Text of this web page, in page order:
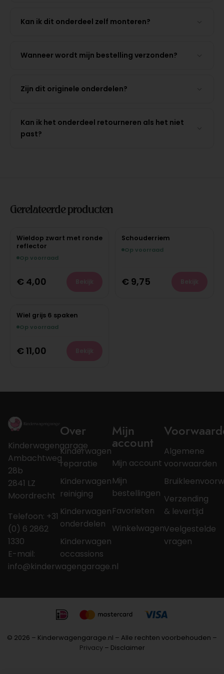
Kan ik dit onderdeel zelf monteren?
Wanneer wordt mijn bestelling verzonden?
Zijn dit originele onderdelen?
Kan ik het onderdeel retourneren als het niet
past?
Gerelateerde producten
Wieldop zwart met ronde
reflector
Op voorraad
€ 4,00
Schouderriem
Op voorraad
€ 9,75
Wiel grijs 6 spaken
Op voorraad
€ 11,00
Kinderwagengarage
Ambachtweg
28b
2841 LZ
Moordrecht
Telefoon: +31
(0) 6 2862
1330
E-mail:
info@kinderwagengarage.nl
Over
Kinderwagen
reparatie
Kinderwagen
reiniging
Kinderwagen
onderdelen
Kinderwagen
occassions
Mijn
account
Mijn account
Mijn
bestellingen
Favorieten
Winkelwagen
Algemene
voorwaarden
Verzending
& levertijd
Veelgestelde
vragen
© 2026 – Kinderwagengarage.nl – Alle rechten voorbehouden –
Privacy– Disclaimer